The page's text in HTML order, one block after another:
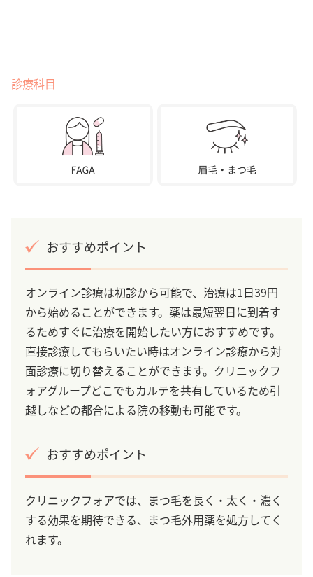
診療科目
おすすめポイント
オンライン診療は初診から可能で、治療は1日39円
から始めることができます。薬は最短翌日に到着す
るためすぐに治療を開始したい方におすすめです。
直接診療してもらいたい時はオンライン診療から対
面診療に切り替えることができます。クリニックフ
ォアグループどこでもカルテを共有しているため引
越しなどの都合による院の移動も可能です。
おすすめポイント
クリニックフォアでは、まつ毛を長く・太く・濃く
する効果を期待できる、まつ毛外用薬を処方してく
れます。